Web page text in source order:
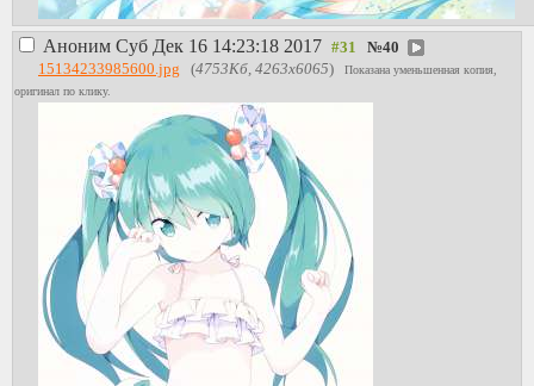
Аноним Суб Дек 16 14:23:18 2017 №40
15134233985600.jpg (4753Кб, 4263x6065)
Показана уменьшенная копия,
оригинал по клику.